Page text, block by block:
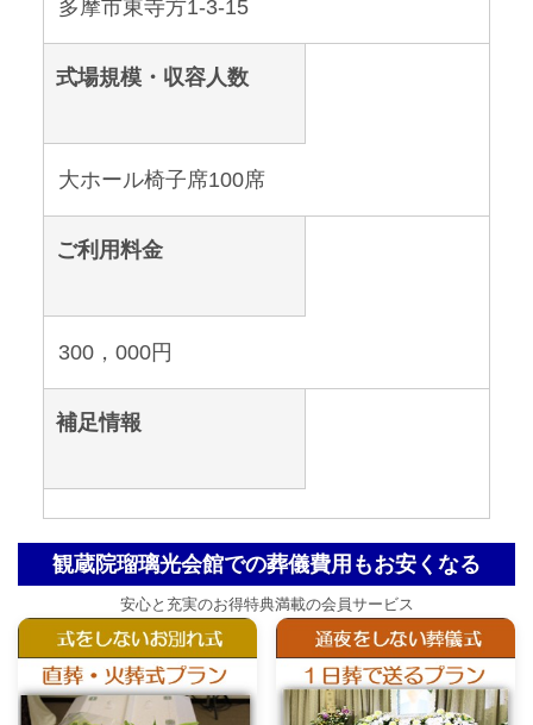
多摩市東寺方1-3-15
式場規模・収容人数
大ホール椅子席100席
ご利用料金
300，000円
補足情報
観蔵院瑠璃光会館での葬儀費用もお安くなる
安心と充実のお得特典満載の会員サービス